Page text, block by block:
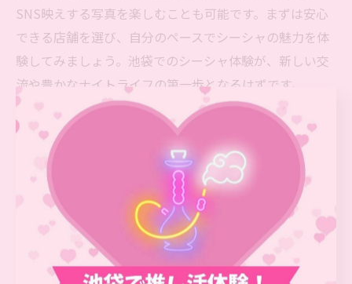
SNS映えする写真を楽しむことも可能です。まずは安心
できる店舗を選び、自分のペースでシーシャの魅力を体
験してみましょう。池袋でのシーシャ体験が、新しい交
流や豊かなナイトライフの第一歩となるはずです。
シーシャきっかけの新しい出会い
方
シーシャを通じて広がる新たな出会い
シーシャは、リラックスしながら自然な形で人と交流で
きる現代的なコミュニケーションツールとして注目され